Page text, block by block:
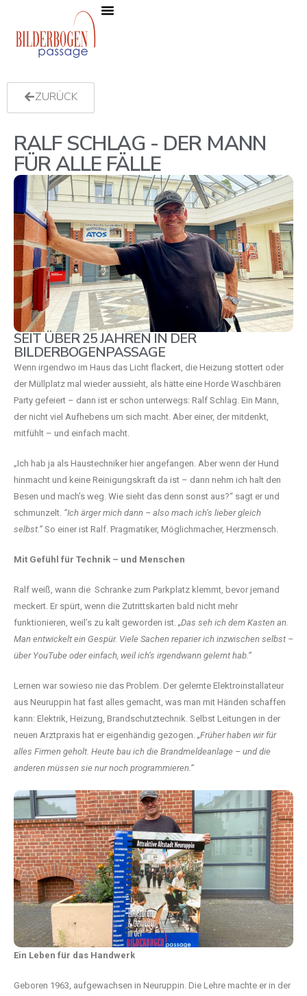
ZURÜCK
RALF SCHLAG - DER MANN
FÜR ALLE FÄLLE
SEIT ÜBER 25 JAHREN IN DER
BILDERBOGENPASSAGE
Wenn irgendwo im Haus das Licht flackert, die Heizung stottert oder
der Müllplatz mal wieder aussieht, als hätte eine Horde Waschbären
Party gefeiert – dann ist er schon unterwegs: Ralf Schlag. Ein Mann,
der nicht viel Aufhebens um sich macht. Aber einer, der mitdenkt,
mitfühlt – und einfach macht.
„Ich hab ja als Haustechniker hier angefangen. Aber wenn der Hund
hinmacht und keine Reinigungskraft da ist – dann nehm ich halt den
Besen und mach’s weg. Wie sieht das denn sonst aus?“ sagt er und
schmunzelt. “Ich ärger mich dann – also mach ich’s lieber gleich
selbst.” So einer ist Ralf. Pragmatiker, Möglichmacher, Herzmensch.
Mit Gefühl für Technik – und Menschen
Ralf weiß, wann die Schranke zum Parkplatz klemmt, bevor jemand
meckert. Er spürt, wenn die Zutrittskarten bald nicht mehr
funktionieren, weil’s zu kalt geworden ist. „Das seh ich dem Kasten an.
Man entwickelt ein Gespür. Viele Sachen reparier ich inzwischen selbst –
über YouTube oder einfach, weil ich’s irgendwann gelernt hab.“
Lernen war sowieso nie das Problem. Der gelernte Elektroinstallateur
aus Neuruppin hat fast alles gemacht, was man mit Händen schaffen
kann: Elektrik, Heizung, Brandschutztechnik. Selbst Leitungen in der
neuen Arztpraxis hat er eigenhändig gezogen. „Früher haben wir für
alles Firmen geholt. Heute bau ich die Brandmeldeanlage – und die
anderen müssen sie nur noch programmieren.“
Ein Leben für das Handwerk
Geboren 1963, aufgewachsen in Neuruppin. Die Lehre machte er in der